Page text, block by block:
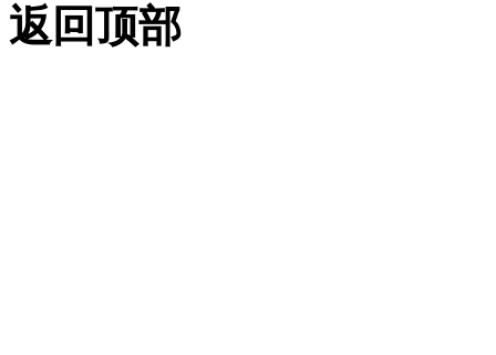
返回顶部